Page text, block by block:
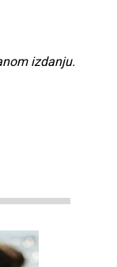
izdanju.